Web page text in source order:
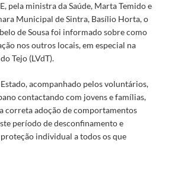
pela ministra da Saúde, Marta Temido e
Municipal de Sintra, Basílio Horta, o
de Sousa foi informado sobre como
nos outros locais, em especial na
Tejo (LVdT).
acompanhado pelos voluntários,
contactando com jovens e famílias,
correta adoção de comportamentos
período de desconfinamento e
individual a todos os que